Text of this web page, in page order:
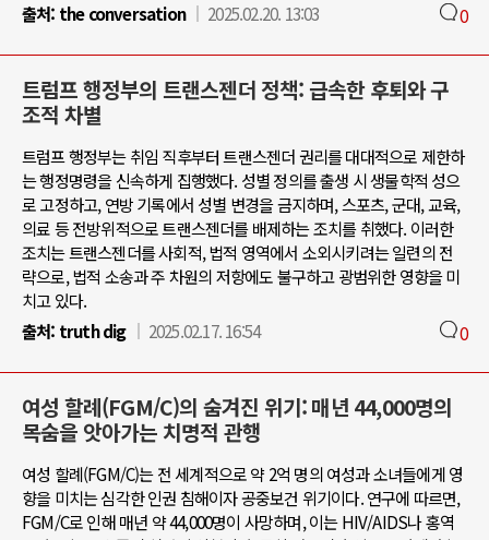
출처: the conversation 2025.02.20. 13:03 0
트럼프 행정부의 트랜스젠더 정책: 급속한 후퇴와 구
조적 차별
트럼프 행정부는 취임 직후부터 트랜스젠더 권리를 대대적으로 제한하
는 행정명령을 신속하게 집행했다. 성별 정의를 출생 시 생물학적 성으
로 고정하고, 연방 기록에서 성별 변경을 금지하며, 스포츠, 군대, 교육,
의료 등 전방위적으로 트랜스젠더를 배제하는 조치를 취했다. 이러한
조치는 트랜스젠더를 사회적, 법적 영역에서 소외시키려는 일련의 전
략으로, 법적 소송과 주 차원의 저항에도 불구하고 광범위한 영향을 미
치고 있다.
출처: truth dig 2025.02.17. 16:54 0
여성 할례(FGM/C)의 숨겨진 위기: 매년 44,000명의
목숨을 앗아가는 치명적 관행
여성 할례(FGM/C)는 전 세계적으로 약 2억 명의 여성과 소녀들에게 영
향을 미치는 심각한 인권 침해이자 공중보건 위기이다. 연구에 따르면,
FGM/C로 인해 매년 약 44,000명이 사망하며, 이는 HIV/AIDS나 홍역